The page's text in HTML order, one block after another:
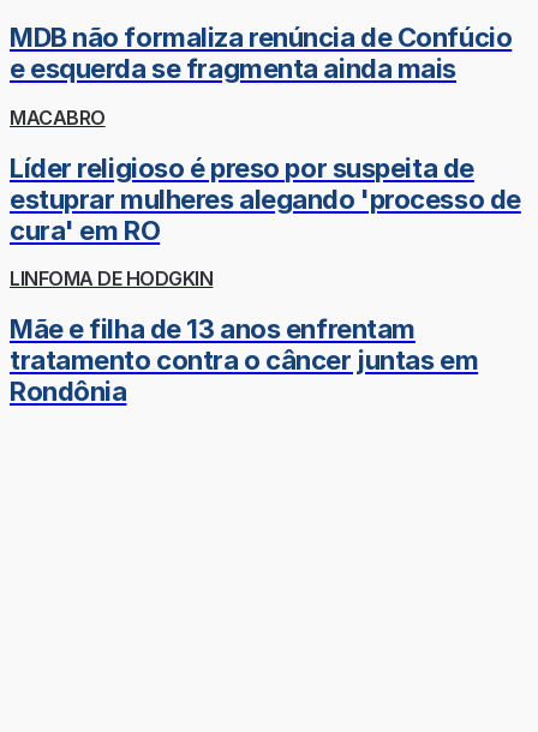
MDB não formaliza renúncia de Confúcio
e esquerda se fragmenta ainda mais
MACABRO
Líder religioso é preso por suspeita de
estuprar mulheres alegando 'processo de
cura' em RO
LINFOMA DE HODGKIN
Mãe e filha de 13 anos enfrentam
tratamento contra o câncer juntas em
Rondônia